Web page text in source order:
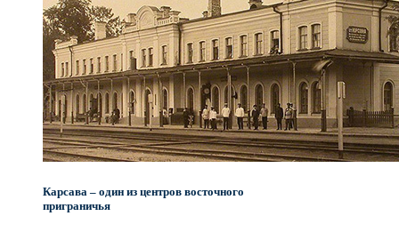
Карсава – один из центров восточного
приграничья